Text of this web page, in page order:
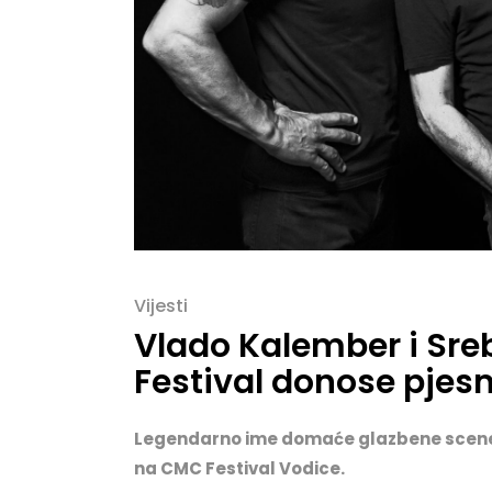
Vijesti
Vlado Kalember i
Festival donose
Legendarno ime domaće glazbene
na CMC Festival Vodice.